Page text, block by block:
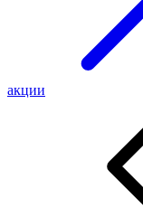
акции